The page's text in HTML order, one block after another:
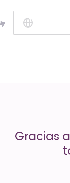
los
servicios
de
oro
Gracias